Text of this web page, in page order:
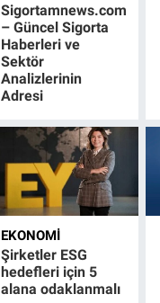
Sigortamnews.com
– Güncel Sigorta
Haberleri ve
Sektör
Analizlerinin
Adresi
EKONOMI
Şirketler ESG
hedefleri için 5
alana odaklanmalı